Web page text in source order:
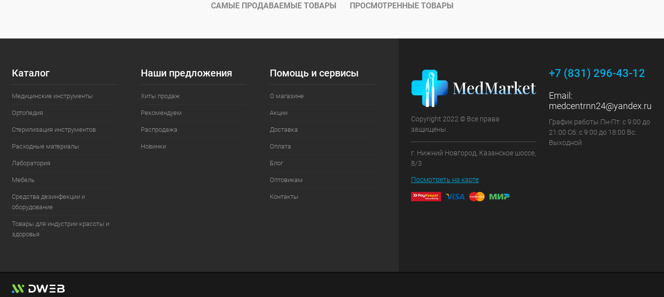
САМЫЕ ПРОДАВАЕМЫЕ ТОВАРЫ ПРОСМОТРЕННЫЕ ТОВАРЫ
Каталог
Медицинские инструменты
Ортопедия
Стерилизация инструментов
Расходные материалы
Лаборатория
Мебель
Средства дезинфекции и
оборудование
Товары для индустрии красоты и
здоровья
Наши предложения
Хиты продаж
Рекомендуем
Распродажа
Новинки
Помощь и сервисы
О магазине
Акции
Доставка
Оплата
Блог
Оптовикам
Контакты
Copyright 2022 © Все права
защищены.
г. Нижний Новгород, Казанское шоссе,
8/3
Посмотреть на карте
+7 (831) 296-43-12
Email:
medcentrnn24@yandex.ru
График работы Пн-Пт: с 9:00 до
21:00 Сб: с 9:00 до 18:00 Вс:
Выходной